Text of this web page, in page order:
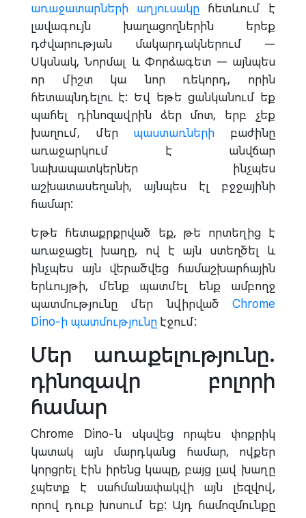
առաջատարների աղյուսակը հետևում է
լավագույն խաղացողներին երեք
դժվարության մակարդակներում —
Սկսնակ, Նորմալ և Փորձագետ — այնպես
որ միշտ կա նոր ռեկորդ, որին
հետապնդելու է: Եվ եթե ցանկանում եք
պահել դինոզավրին ձեր մոտ, երբ չեք
խաղում, մեր պաստառների բաժինը
առաջարկում է անվճար
նախապատկերներ ինչպես
աշխատասեղանի, այնպես էլ բջջայինի
համար:
Եթե հետաքրքրված եք, թե որտեղից է
առաջացել խաղը, ով է այն ստեղծել և
ինչպես այն վերածվեց համաշխարհային
երևույթի, մենք պատմել ենք ամբողջ
պատմությունը մեր նվիրված Chrome
Dino-ի պատմությունը էջում:
Մեր առաքելությունը.
դինոզավր բոլորի
համար
Chrome Dino-ն սկսվեց որպես փոքրիկ
կատակ այն մարդկանց համար, ովքեր
կորցրել էին իրենց կապը, բայց լավ խաղը
չպետք է սահմանափակվի այն լեզվով,
որով դուք խոսում եք: Այդ համոզմունքը